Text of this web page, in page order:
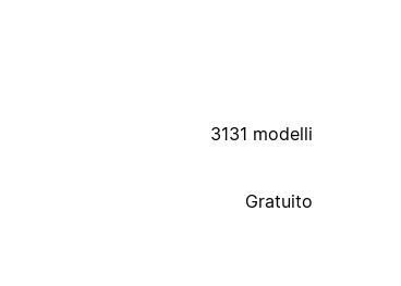
3131 modelli
Gratuito